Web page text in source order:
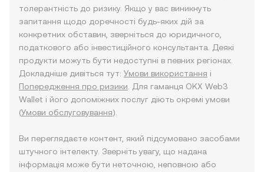
толерантність до ризику. Якщо у вас виникнуть
запитання щодо доречності будь-яких дій за
конкретних обставин, зверніться до юридичного,
податкового або інвестиційного консультанта. Деякі
продукти можуть бути недоступні в певних регіонах.
Докладніше дивіться тут: Умови використання і
Попередження про ризики . Для гаманця OKX Web3
Wallet і його допоміжних послуг діють окремі умови
(Умови обслуговування).
Ви переглядаєте контент, який підсумовано засобами
штучного інтелекту. Зверніть увагу, що надана
інформація може бути неточною, неповною або